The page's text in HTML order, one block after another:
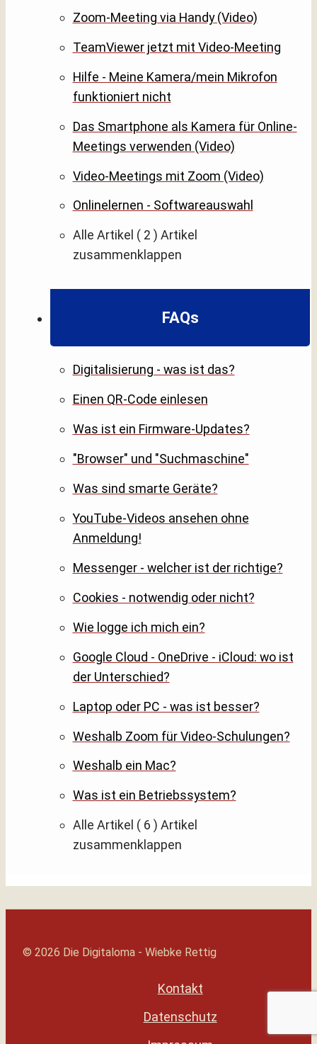
Zoom-Meeting via Handy (Video)
TeamViewer jetzt mit Video-Meeting
Hilfe - Meine Kamera/mein Mikrofon
funktioniert nicht
Das Smartphone als Kamera für Online-
Meetings verwenden (Video)
Video-Meetings mit Zoom (Video)
Onlinelernen - Softwareauswahl
Alle Artikel ( 2 ) Artikel
zusammenklappen
FAQs
Digitalisierung - was ist das?
Einen QR-Code einlesen
Was ist ein Firmware-Updates?
"Browser" und "Suchmaschine"
Was sind smarte Geräte?
YouTube-Videos ansehen ohne
Anmeldung!
Messenger - welcher ist der richtige?
Cookies - notwendig oder nicht?
Wie logge ich mich ein?
Google Cloud - OneDrive - iCloud: wo ist
der Unterschied?
Laptop oder PC - was ist besser?
Weshalb Zoom für Video-Schulungen?
Weshalb ein Mac?
Was ist ein Betriebssystem?
Alle Artikel ( 6 ) Artikel
zusammenklappen
© 2026 Die Digitaloma - Wiebke Rettig
Kontakt
Datenschutz